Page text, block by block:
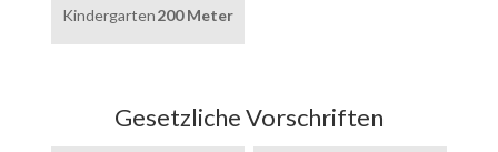
Kindergarten200 Meter
Gesetzliche Vorschriften